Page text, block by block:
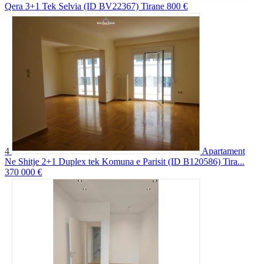
Qera 3+1 Tek Selvia (ID BV22367) Tirane 800 €
4
Apartament
Ne Shitje 2+1 Duplex tek Komuna e Parisit (ID B120586) Tira...
370 000 €